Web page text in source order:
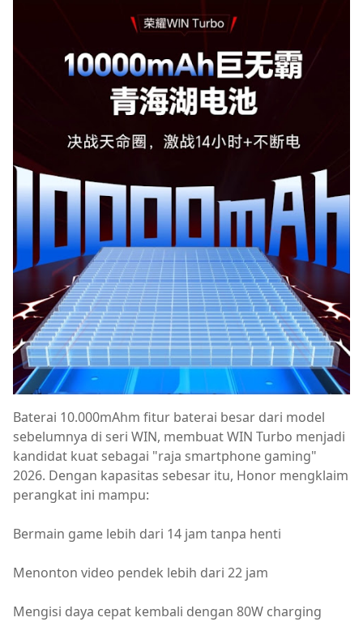
Baterai 10.000mAhm fitur baterai besar dari model
sebelumnya di seri WIN, membuat WIN Turbo menjadi
kandidat kuat sebagai "raja smartphone gaming"
2026. Dengan kapasitas sebesar itu, Honor mengklaim
perangkat ini mampu:
Bermain game lebih dari 14 jam tanpa henti
Menonton video pendek lebih dari 22 jam
Mengisi daya cepat kembali dengan 80W charging